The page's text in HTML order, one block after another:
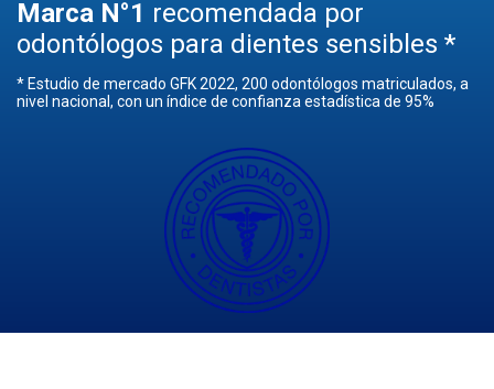
Marca N°1 recomendada por
odontólogos para dientes sensibles *
* Estudio de mercado GFK 2022, 200 odontólogos matriculados, a
nivel nacional, con un índice de confianza estadística de 95%